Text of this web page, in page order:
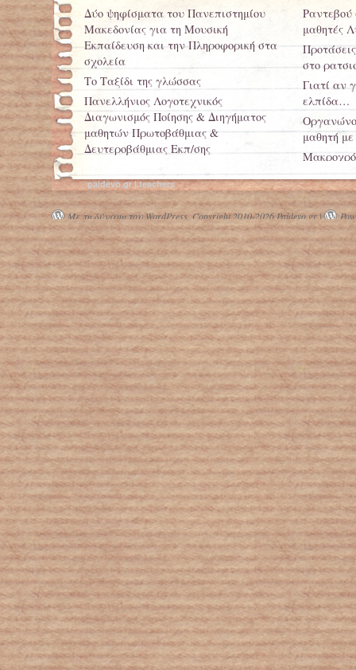
Δύο ψηφίσματα του Πανεπιστημίου
Μακεδονίας για τη Μουσική
Εκπαίδευση και την Πληροφορική στα
σχολεία
Το Ταξίδι της γλώσσας
Πανελλήνιος Λογοτεχνικός
Διαγωνισμός Ποίησης & Διηγήματος
μαθητών Πρωτοβάθμιας &
Δευτεροβάθμιας Εκπ/σης
ειδικής αγωγής!
testNEWS Q1
Ραντεβού
μαθητές
στο
Γιατί αν
ελπίδα…
μαθητή
paidevo.gr | teachers
Με τη δύναμη του WordPress. Copyright 2010-2026 Paidevo.gr |